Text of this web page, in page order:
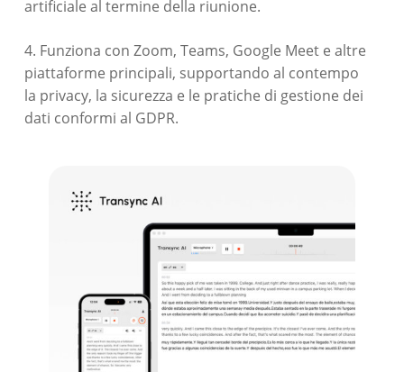
artificiale al termine della riunione.
4. Funziona con Zoom, Teams, Google Meet e altre
piattaforme principali, supportando al contempo
la privacy, la sicurezza e le pratiche di gestione dei
dati conformi al GDPR.